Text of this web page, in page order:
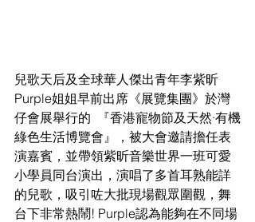
兒歌天后及全球華人傑出青年李紫昕
Purple姐姐早前出席《展覽集團》於灣
仔會展舉行的  『香港寵物節及天然·有機
綠色生活博覽會』，被大會邀請擔任表
演嘉賓，並帶領紫昕音樂世界一班可愛
小學員同台演出，演唱了多首耳熟能詳
的兒歌，吸引咗大批現場觀眾圍觀，舞
台下非常熱鬧! Purple認為能夠在不同場